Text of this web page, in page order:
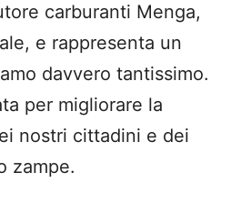
carburanti Menga,
e rappresenta un
davvero tantissimo.
per migliorare la
nostri cittadini e dei
zampe.